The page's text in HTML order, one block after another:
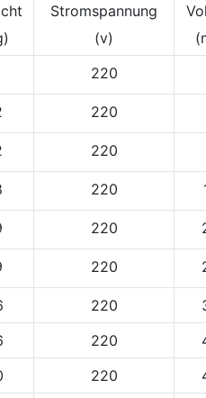
Stromspannung
(v)
220
220
220
220
220
220
220
220
220